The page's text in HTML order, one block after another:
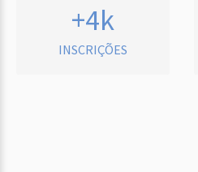
+4k
INSCRIÇÕES